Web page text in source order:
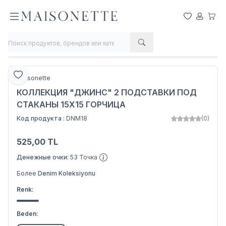
МоиМойМоя
Добавить в любимое
Делиться
Maisonette
КОЛЛЕКЦИЯ "ДЖИНС" 2 ПОДСТАВКИ ПОД
СТАКАНЫ 15X15 ГОРЧИЦА
Код продукта : DNM18 (0)
525,00 TL
Денежные очки: 53 Точка
Более Denim Koleksiyonu
Renk:
Beden: